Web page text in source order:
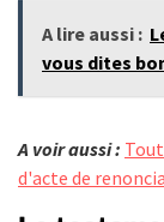
A lire aussi :
vous dites
A voir aussi :
d'acte de